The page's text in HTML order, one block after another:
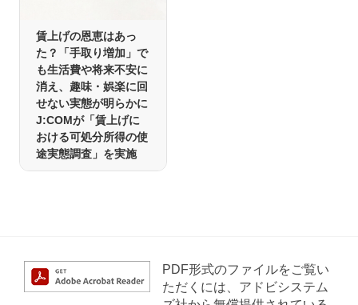
賃上げの恩恵はあっ
た？「手取り増加」で
も生活費や将来不安に
消え、趣味・娯楽に回
せない実態が明らかに
J:COMが「賃上げに
おける可処分所得の使
途実態調査」を実施
PDF形式のファイルをご覧い
ただくには、アドビシステム